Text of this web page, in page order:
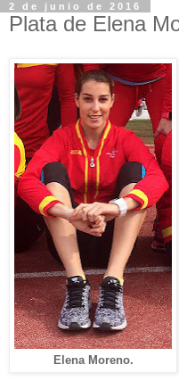
2 de junio de 2016
Plata de Elena
Elena Moreno.